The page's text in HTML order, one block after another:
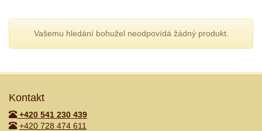
Vašemu hledání bohužel neodpovídá žádný produkt.
Kontakt
+420 541 230 439
+420 728 474 611